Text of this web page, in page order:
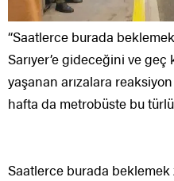
“Saatlerce burada
Sarıyer’e gideceğini ve geç
yaşanan arızalara
hafta da metrobüste bu
Saatlerce burada